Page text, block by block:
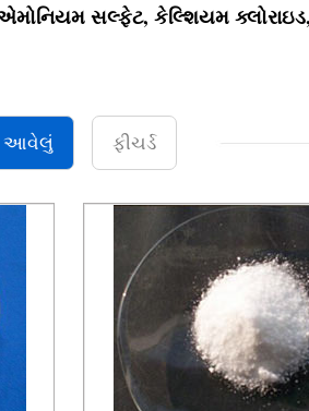
સલ્ફેટ, કેલ્શિયમ
આવેલું ફીચર્ડ